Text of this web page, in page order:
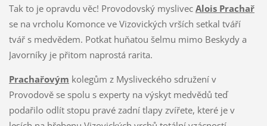
Tak to je opravdu věc! Provodovský myslivec Alois Prachař
se na vrcholu Komonce ve Vizovických vrších setkal tváří
tvář s medvědem. Potkat huňatou šelmu mimo Beskydy a
Javorníky je přitom naprostá rarita.
Prachařovým kolegům z Mysliveckého sdružení v
Provodově se spolu s experty na výskyt medvědů teď
podařilo odlít stopu pravé zadní tlapy zvířete, které je v